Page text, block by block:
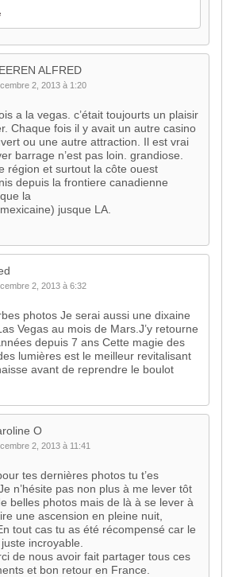
ALFRED
2, 2013 à 1:20
a la vegas. c’était toujourts un plaisir
Chaque fois il y avait un autre casino
ou une autre attraction. Il est vrai
barrage n’est pas loin. grandiose.
région et surtout la côte ouest
depuis la frontiere canadienne
la
jusque LA.
2, 2013 à 6:32
photos Je serai aussi une dixaine
Vegas au mois de Mars.J’y retourne
depuis 7 ans Cette magie des
lumières est le meilleur revitalisant
avant de reprendre le boulot
O
2, 2013 à 11:41
tes dernières photos tu t’es
n’hésite pas non plus à me lever tôt
belles photos mais de là à se lever à
une ascension en pleine nuit,
tout cas tu as été récompensé car le
incroyable.
de nous avoir fait partager tous ces
et bon retour en France.